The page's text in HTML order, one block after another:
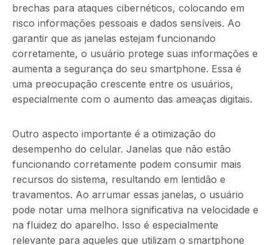
brechas para ataques cibernéticos, colocando em
risco informações pessoais e dados sensíveis. Ao
garantir que as janelas estejam funcionando
corretamente, o usuário protege suas informações e
aumenta a segurança do seu smartphone. Essa é
uma preocupação crescente entre os usuários,
especialmente com o aumento das ameaças digitais.
Outro aspecto importante é a otimização do
desempenho do celular. Janelas que não estão
funcionando corretamente podem consumir mais
recursos do sistema, resultando em lentidão e
travamentos. Ao arrumar essas janelas, o usuário
pode notar uma melhora significativa na velocidade e
na fluidez do aparelho. Isso é especialmente
relevante para aqueles que utilizam o smartphone